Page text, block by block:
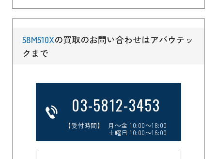
58M510Xの買取のお問い合わせはアバウテッ
クまで
03-5812-3453
【受付時間】 月～金 10:00～18:00
土曜日 10:00～16:00